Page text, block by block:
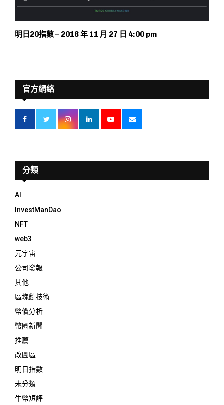
明日20指數 – 2018 年 11 月 27 日 4:00 pm
官方網絡
分類
AI
InvestManDao
NFT
web3
元宇宙
公司發報
其他
區塊鏈技術
幣價分析
幣圈新聞
推薦
改圖區
明日指數
未分類
牛幣短評